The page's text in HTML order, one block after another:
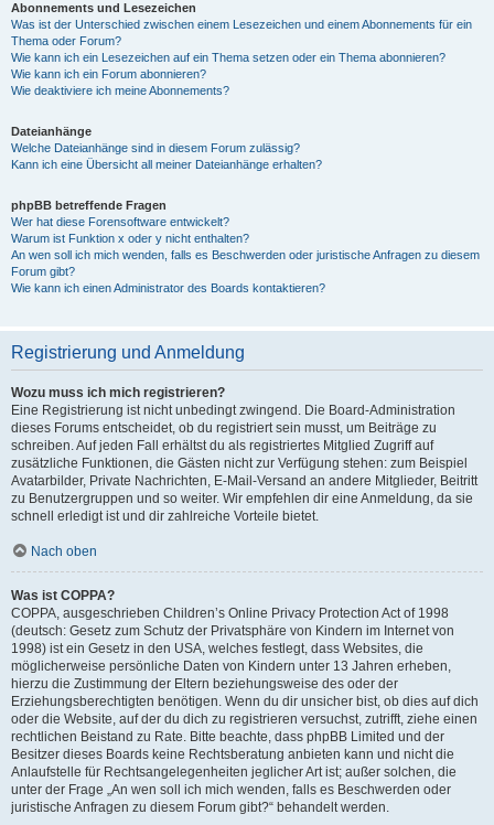
Abonnements und Lesezeichen
Was ist der Unterschied zwischen einem Lesezeichen und einem Abonnements für ein
Thema oder Forum?
Wie kann ich ein Lesezeichen auf ein Thema setzen oder ein Thema abonnieren?
Wie kann ich ein Forum abonnieren?
Wie deaktiviere ich meine Abonnements?
Dateianhänge
Welche Dateianhänge sind in diesem Forum zulässig?
Kann ich eine Übersicht all meiner Dateianhänge erhalten?
phpBB betreffende Fragen
Wer hat diese Forensoftware entwickelt?
Warum ist Funktion x oder y nicht enthalten?
An wen soll ich mich wenden, falls es Beschwerden oder juristische Anfragen zu diesem
Forum gibt?
Wie kann ich einen Administrator des Boards kontaktieren?
Registrierung und Anmeldung
Wozu muss ich mich registrieren?
Eine Registrierung ist nicht unbedingt zwingend. Die Board-Administration
dieses Forums entscheidet, ob du registriert sein musst, um Beiträge zu
schreiben. Auf jeden Fall erhältst du als registriertes Mitglied Zugriff auf
zusätzliche Funktionen, die Gästen nicht zur Verfügung stehen: zum Beispiel
Avatarbilder, Private Nachrichten, E-Mail-Versand an andere Mitglieder, Beitritt
zu Benutzergruppen und so weiter. Wir empfehlen dir eine Anmeldung, da sie
schnell erledigt ist und dir zahlreiche Vorteile bietet.
Nach oben
Was ist COPPA?
COPPA, ausgeschrieben Children’s Online Privacy Protection Act of 1998
(deutsch: Gesetz zum Schutz der Privatsphäre von Kindern im Internet von
1998) ist ein Gesetz in den USA, welches festlegt, dass Websites, die
möglicherweise persönliche Daten von Kindern unter 13 Jahren erheben,
hierzu die Zustimmung der Eltern beziehungsweise des oder der
Erziehungsberechtigten benötigen. Wenn du dir unsicher bist, ob dies auf dich
oder die Website, auf der du dich zu registrieren versuchst, zutrifft, ziehe einen
rechtlichen Beistand zu Rate. Bitte beachte, dass phpBB Limited und der
Besitzer dieses Boards keine Rechtsberatung anbieten kann und nicht die
Anlaufstelle für Rechtsangelegenheiten jeglicher Art ist; außer solchen, die
unter der Frage „An wen soll ich mich wenden, falls es Beschwerden oder
juristische Anfragen zu diesem Forum gibt?“ behandelt werden.